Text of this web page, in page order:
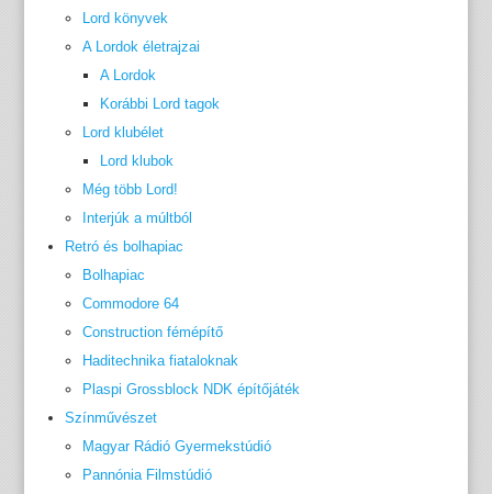
Lord könyvek
A Lordok életrajzai
A Lordok
Korábbi Lord tagok
Lord klubélet
Lord klubok
Még több Lord!
Interjúk a múltból
Retró és bolhapiac
Bolhapiac
Commodore 64
Construction fémépítő
Haditechnika fiataloknak
Plaspi Grossblock NDK építőjáték
Színművészet
Magyar Rádió Gyermekstúdió
Pannónia Filmstúdió